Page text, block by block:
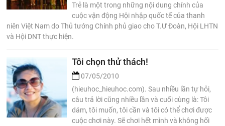
Trẻ là một trong những nội dung chính của
cuộc vận động Hội nhập quốc tế của thanh
niên Việt Nam do Thủ tướng Chính phủ giao cho T.Ư Đoàn, Hội LHTN
và Hội DNT thực hiện.
Tôi chọn thử thách!
07/05/2010
(hieuhoc_hieuhoc.com). Sau nhiều lần tự hỏi,
câu trả lời cũng nhiều lần và cuối cùng là: Tôi
dám, tôi muốn, tôi cần và tôi có thể chơi được
cuộc chơi này. Sẽ chơi hết mình và không hối